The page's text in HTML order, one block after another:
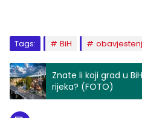
Tags: BiH
Znate li koji grad u
rijeka? (FOTO)